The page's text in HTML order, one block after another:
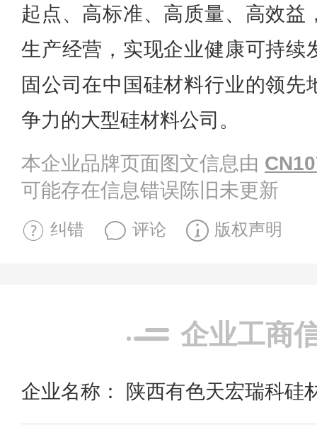
起点、高标准、高质量、高效益
生产经营，实现企业健康可持续
固公司在中国硅材料行业的领先
争力的大型硅材料公司。
本企业品牌页面图文信息由
可能存在信息错误陈旧未更新
纠错 评论 版权声明
企业工商
企业名称： 陕西有色天宏瑞科硅